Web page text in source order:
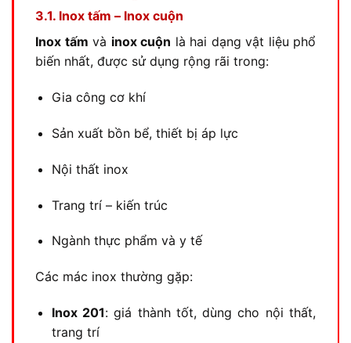
3.1. Inox tấm – Inox cuộn
Inox tấm và inox cuộn là hai dạng vật liệu phổ
biến nhất, được sử dụng rộng rãi trong:
Gia công cơ khí
Sản xuất bồn bể, thiết bị áp lực
Nội thất inox
Trang trí – kiến trúc
Ngành thực phẩm và y tế
Các mác inox thường gặp:
Inox 201: giá thành tốt, dùng cho nội thất,
trang trí